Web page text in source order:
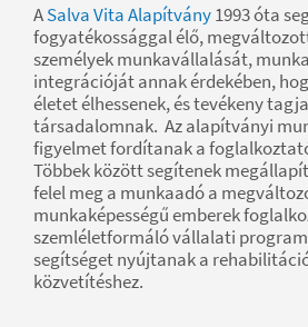
ASalva Vita Alapítvány1993 óta
fogyatékossággal élő,
személyek munkavállalását,
integrációját annak érdekében,
életet élhessenek, és tevékeny
társadalomnak. Az alapítványi
figyelmet fordítanak a
Többek között segítenek
felel meg a munkaadó a
munkaképességű emberek
szemléletformáló vállalati
segítséget nyújtanak a
közvetítéshez.